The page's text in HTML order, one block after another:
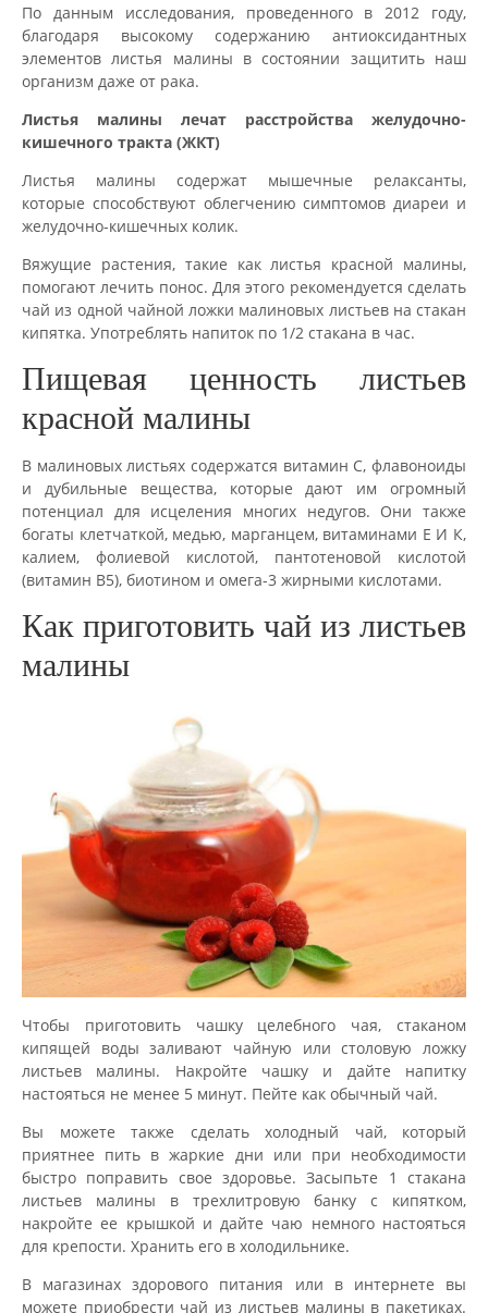
По данным исследования, проведенного в 2012 году,
благодаря высокому содержанию антиоксидантных
элементов листья малины в состоянии защитить наш
организм даже от рака.
Листья малины лечат расстройства желудочно-
кишечного тракта (ЖКТ)
Листья малины содержат мышечные релаксанты,
которые способствуют облегчению симптомов диареи и
желудочно-кишечных колик.
Вяжущие растения, такие как листья красной малины,
помогают лечить понос. Для этого рекомендуется сделать
чай из одной чайной ложки малиновых листьев на стакан
кипятка. Употреблять напиток по 1/2 стакана в час.
Пищевая ценность листьев
красной малины
В малиновых листьях содержатся витамин С, флавоноиды
и дубильные вещества, которые дают им огромный
потенциал для исцеления многих недугов. Они также
богаты клетчаткой, медью, марганцем, витаминами Е И К,
калием, фолиевой кислотой, пантотеновой кислотой
(витамин В5), биотином и омега-3 жирными кислотами.
Как приготовить чай из листьев
малины
Чтобы приготовить чашку целебного чая, стаканом
кипящей воды заливают чайную или столовую ложку
листьев малины. Накройте чашку и дайте напитку
настояться не менее 5 минут. Пейте как обычный чай.
Вы можете также сделать холодный чай, который
приятнее пить в жаркие дни или при необходимости
быстро поправить свое здоровье. Засыпьте 1 стакана
листьев малины в трехлитровую банку с кипятком,
накройте ее крышкой и дайте чаю немного настояться
для крепости. Хранить его в холодильнике.
В магазинах здорового питания или в интернете вы
можете приобрести чай из листьев малины в пакетиках.